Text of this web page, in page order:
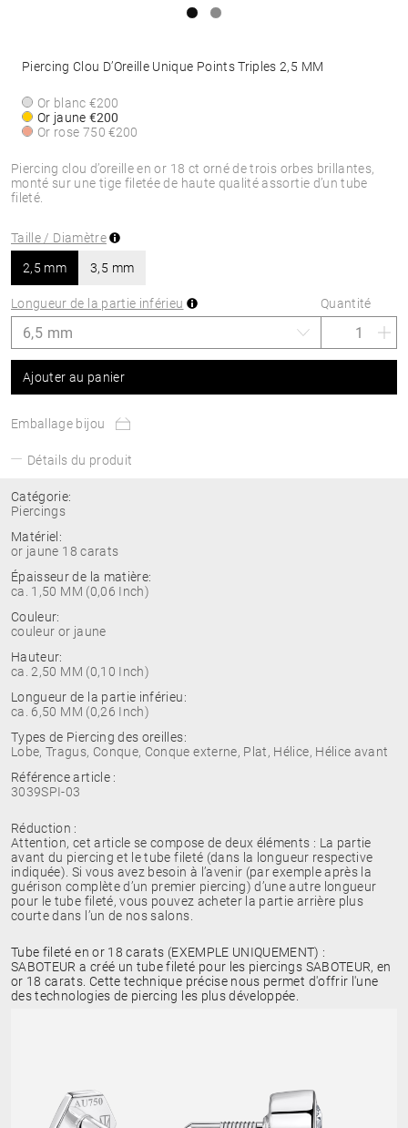
Piercing clou d’oreille en or 18 ct orné de trois orbes brillantes,
monté sur une tige filetée de haute qualité assortie d’un tube
fileté.
Piercing Clou D’Oreille Unique Points Triples 2,5 MM
Or blanc€200
Or jaune€200
Or rose 750€200
Taille / Diamètre
2,5 mm 3,5 mm
Longueur de la partie inférieu Quantité
Ajouter au panier
Emballage bijou
Détails du produit
Catégorie:
Piercings
Matériel:
or jaune 18 carats
Épaisseur de la matière:
ca. 1,50 MM (0,06 Inch)
Couleur:
couleur or jaune
Hauteur:
ca. 2,50 MM (0,10 Inch)
Longueur de la partie inférieu:
ca. 6,50 MM (0,26 Inch)
Types de Piercing des oreilles:
Lobe, Tragus, Conque, Conque externe, Plat, Hélice, Hélice avant
Référence article :
3039SPI-03
Réduction :
Attention, cet article se compose de deux éléments : La partie
avant du piercing et le tube fileté (dans la longueur respective
indiquée). Si vous avez besoin à l’avenir (par exemple après la
guérison complète d’un premier piercing) d’une autre longueur
pour le tube fileté, vous pouvez acheter la partie arrière plus
courte dans l’un de nos salons.
Tube fileté en or 18 carats (EXEMPLE UNIQUEMENT) :
SABOTEUR a créé un tube fileté pour les piercings SABOTEUR, en
or 18 carats. Cette technique précise nous permet d'offrir l'une
des technologies de piercing les plus développée.